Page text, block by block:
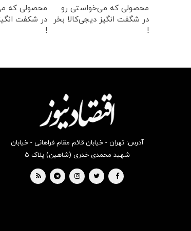
محصولی که می‌خواستی رو
در شگفت انگیز دیجی‌کالا بخر
!
محصولی که
در شکفت
!
آدرس: تهران - خیابان قائم مقام فراهانی - خیابان
شهید محمدی خدری (شاهین) پلاک ۵